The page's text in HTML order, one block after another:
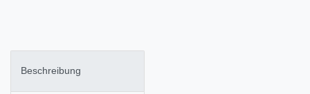
Beschreibung